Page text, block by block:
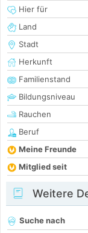
Hier für
Land
Stadt
Herkunft
Familienstand
Bildungsniveau
Rauchen
Beruf
Meine Freunde
Mitglied seit
Weitere
Suche nach